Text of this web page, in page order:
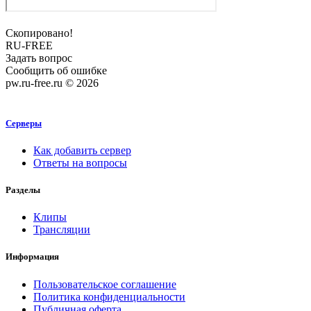
Скопировано!
RU-FREE
Задать вопрос
Сообщить об ошибке
pw.ru-free.ru © 2026
Серверы
Как добавить сервер
Ответы на вопросы
Разделы
Клипы
Трансляции
Информация
Пользовательское соглашение
Политика конфиденциальности